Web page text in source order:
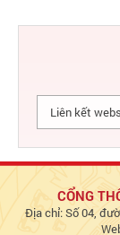
75 năm
quên
27/2 – 04/
Phát huy
tin trong
phần thúc
Chủ động
CỔNG
Địa chỉ: Số 04,